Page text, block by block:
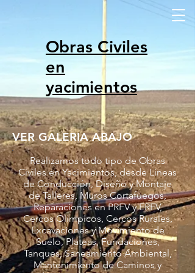
Obras Civiles
en
yacimientos
VER GALERIA ABAJO
Realizamos todo tipo de Obras
Civiles en Yacimientos, desde Lineas
de Conducción, Diseño y Montaje
de Talleres, Muros Cortafuegos,
Reparaciones en PRFV y ERFV,
Cercos Olimpicos, Cercos Rurales,
Excavaciones y Movimiento de
Suelo, Plateas, Fundaciones,
Tanques, Saneamiento Ambiental,
Mantenimiento de Caminos y